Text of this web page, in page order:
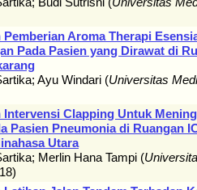
Pemberian Aroma Therapi
Pada Pasien yang Dirawat di
; Ayu Windari (Universitas
Intervensi Clapping Untuk
Pasien Pneumonia di Ruangan
Utara
; Merlin Hana Tampi (
)